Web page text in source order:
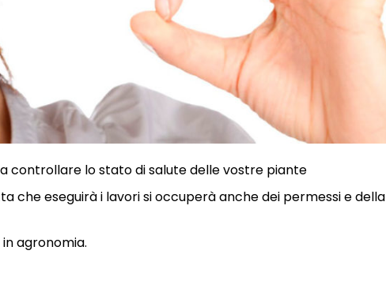
controllare lo stato di salute delle vostre piante
che eseguirà i lavori si occuperà anche dei permessi e della
agronomia.